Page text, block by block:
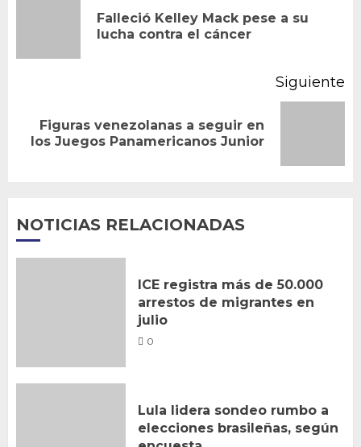
entradas
Falleció Kelley Mack pese a su
lucha contra el cáncer
Siguiente
Siguiente
entrada:
Figuras venezolanas a seguir en
los Juegos Panamericanos Junior
NOTICIAS RELACIONADAS
ICE registra más de 50.000
arrestos de migrantes en
julio
0
Lula lidera sondeo rumbo a
elecciones brasileñas, según